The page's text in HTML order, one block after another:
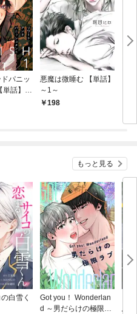
パニッ
話】
悪魔は微睡む 【単話】
～1～
198
もっと見る
白雪く
Got you！ Wonderlan
d ～男だらけの極限ラ